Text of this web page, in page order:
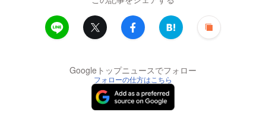
Googleトップニュースでフォロー
フォローの仕方はこちら